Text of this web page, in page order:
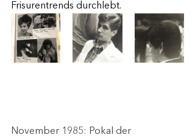
Frisurentrends durchlebt.
November 1985: Pokal der